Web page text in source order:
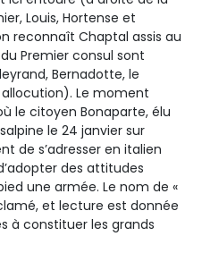
Louis, Hortense et
reconnaît Chaptal assis au
Premier consul sont
Bernadotte, le
allocution). Le moment
le citoyen Bonaparte, élu
le 24 janvier sur
de s’adresser en italien
des attitudes
une armée. Le nom de «
et lecture est donnée
à constituer les grands